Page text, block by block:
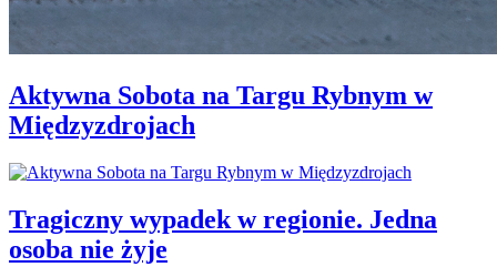
Aktywna Sobota na Targu Rybnym w
Międzyzdrojach
Tragiczny wypadek w regionie. Jedna
osoba nie żyje